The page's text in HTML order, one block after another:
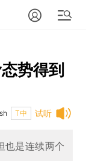
势得到
试听
T中
也是连续两个